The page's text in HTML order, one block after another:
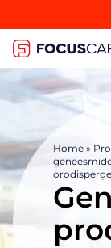
Home »